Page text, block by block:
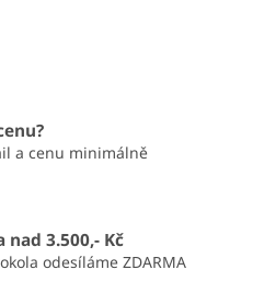
a cenu minimálně
3.500,- Kč
odesíláme ZDARMA